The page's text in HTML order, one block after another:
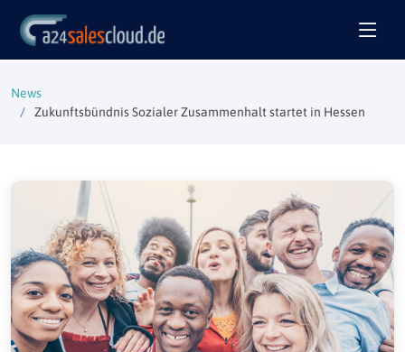
News
Zukunftsbündnis Sozialer Zusammenhalt startet in Hessen